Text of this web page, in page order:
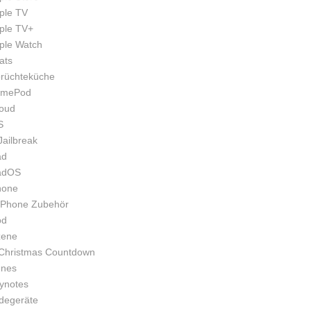
TV
TV+
Watch
Zubehör
Countdown